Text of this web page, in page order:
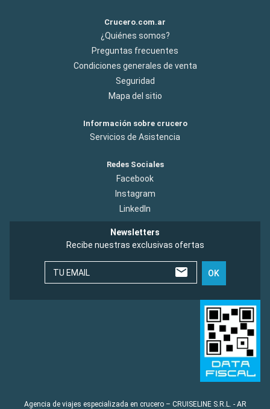
Crucero.com.ar
¿Quiénes somos?
Preguntas frecuentes
Condiciones generales de venta
Seguridad
Mapa del sitio
Información sobre crucero
Servicios de Asistencia
Redes Sociales
Facebook
Instagram
LinkedIn
Newsletters
Recibe nuestras exclusivas ofertas
TU EMAIL OK
Agencia de viajes especializada en crucero – CRUISELINE S.R.L. - AR